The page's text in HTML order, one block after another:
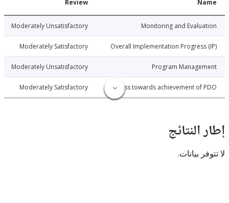
Monitoring and
Moderately Unsatisfactory
07-31
Overall Implementation
Moderately Satisfactory
Program
Moderately Unsatisfactory
07-31
Progress towards achievement of
Moderately Satisfactory
بيانات.